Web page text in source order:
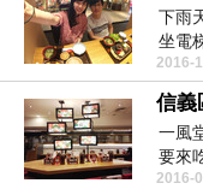
下雨
坐電
2016-
一風
要來
堂位
2016-